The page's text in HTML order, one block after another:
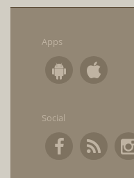
Apps
Social